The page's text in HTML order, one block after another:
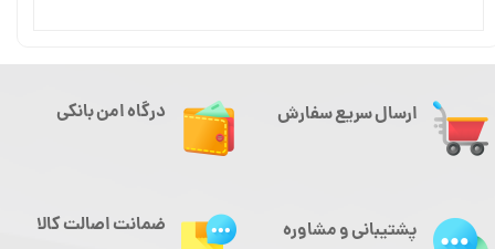
ارسال سریع سفارش درگاه امن بانکی
پشتیبانی و مشاوره ضمانت اصالت کالا